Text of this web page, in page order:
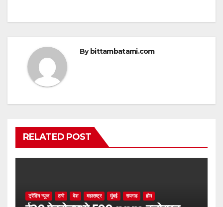
k
By bittambatami.com
RELATED POST
ट्रेंडिंग न्यूज ठाणे देश महाराष्ट्र मुंबई रायगड होम